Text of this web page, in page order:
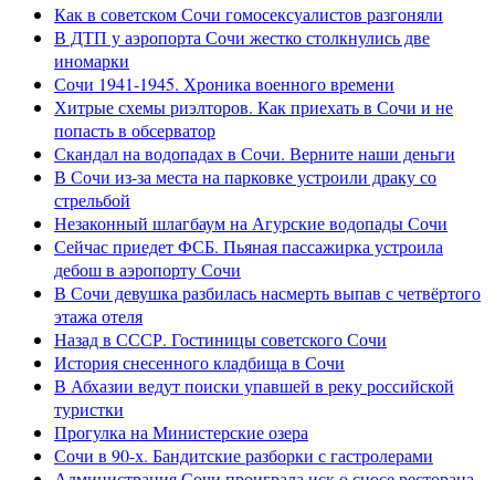
Как в советском Сочи гомосексуалистов разгоняли
В ДТП у аэропорта Сочи жестко столкнулись две
иномарки
Сочи 1941-1945. Хроника военного времени
Хитрые схемы риэлторов. Как приехать в Сочи и не
попасть в обсерватор
Скандал на водопадах в Сочи. Верните наши деньги
В Сочи из-за места на парковке устроили драку со
стрельбой
Незаконный шлагбаум на Агурские водопады Сочи
Сейчас приедет ФСБ. Пьяная пассажирка устроила
дебош в аэропорту Сочи
В Сочи девушка разбилась насмерть выпав с четвёртого
этажа отеля
Назад в СССР. Гостиницы советского Сочи
История снесенного кладбища в Сочи
В Абхазии ведут поиски упавшей в реку российской
туристки
Прогулка на Министерские озера
Сочи в 90-х. Бандитские разборки с гастролерами